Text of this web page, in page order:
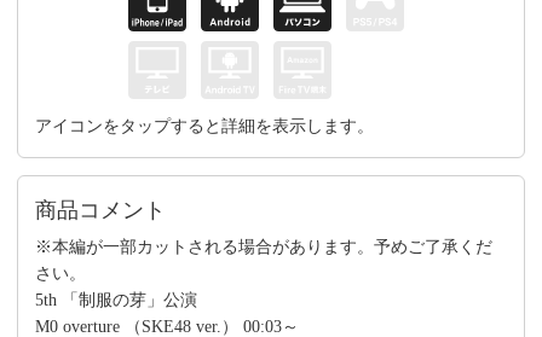
アイコンをタップすると詳細を表示します。
商品コメント
※本編が一部カットされる場合があります。予めご了承くだ
さい。
5th 「制服の芽」公演
M0 overture （SKE48 ver.） 00:03～